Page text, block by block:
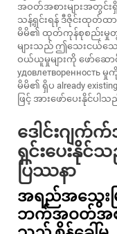
အဝတ်အစားများအတွင်း
သန့်ရှင်းရန် ဒီဇိုင်းထုတ်ထ
မိမိ၏ ထုတ်ကုန်စုစည်းမှုတွ
များသည် ဤသေးငယ်သော
ဝယ်ယူမှုများကို ဖော်ဆေ
удовлетворенность
မိမိ၏ ရှိပ already
ဖြင့် အားဖော်ပေးနိုင်ပါသ
ဒေါင်းဂျက်
ရှင်းပေးနိုင်
ပြဿနာ
အရည်အသွေးမြ
ဘက်အဝတ်အစာ